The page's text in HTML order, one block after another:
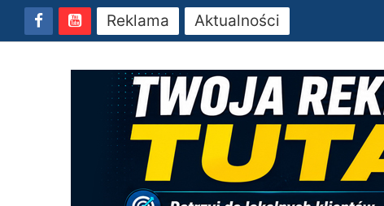
Reklama Aktualności